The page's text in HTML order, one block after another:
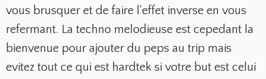
vous brusquer et de faire l'effet inverse en vous
refermant. La techno melodieuse est cepedant la
bienvenue pour ajouter du peps au trip mais
evitez tout ce qui est hardtek si votre but est celui